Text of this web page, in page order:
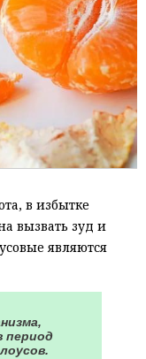
в избытке
вызвать зуд и
являются
период